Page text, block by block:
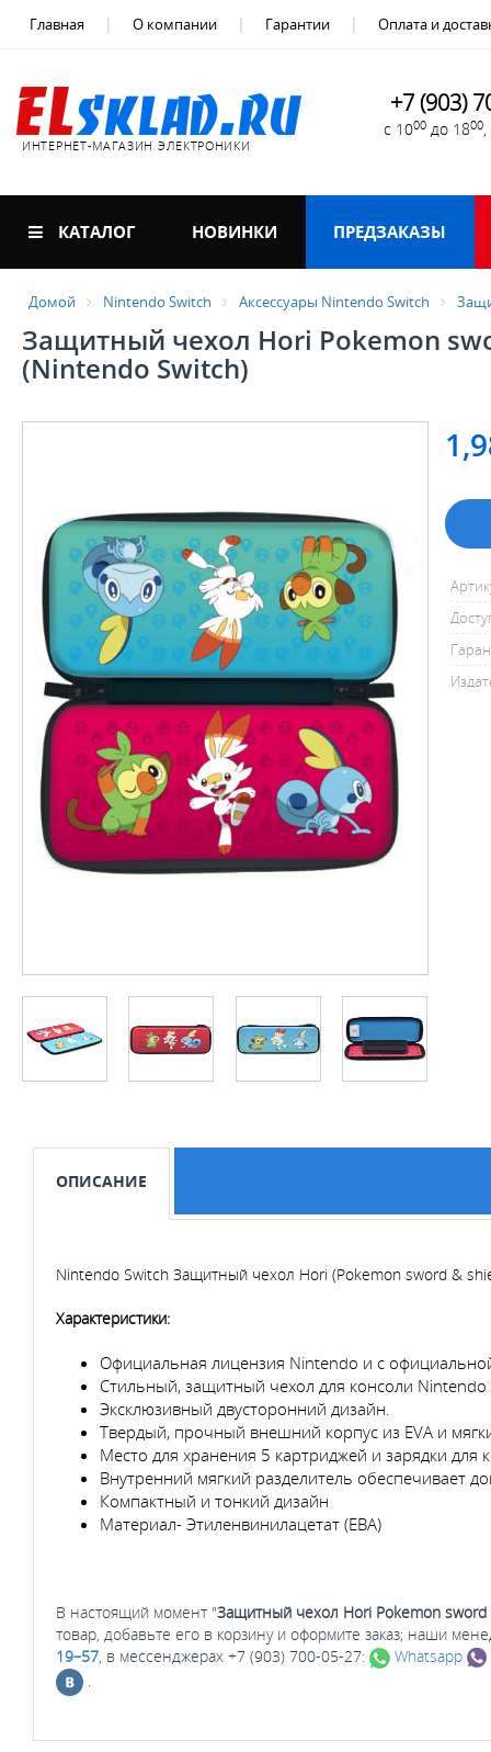
Главная О компании Гарантии Оплата и
ИНТЕРНЕТ-МАГАЗИН ЭЛЕКТРОНИКИ
+7 (903)
с 1000 до 1800
КАТАЛОГ НОВИНКИ ПРЕДЗАКАЗЫ
Домой Nintendo Switch Аксессуары Nintendo Switch
Защитный чехол Hori Pokemon
(Nintendo Switch)
ОПИСАНИЕ
Nintendo Switch Защитный чехол Hori (Pokemon sword &
Характеристики:
Официальная лицензия Nintendo и с
Стильный, защитный чехол для консоли Nintendo
Эксклюзивный двусторонний дизайн.
Твердый, прочный внешний корпус из EVA и
Место для хранения 5 картриджей и зарядки для
Внутренний мягкий разделитель обеспечивает
Компактный и тонкий дизайн
Материал- Этиленвинилацетат (ЕВА)
В настоящий момент "Защитный чехол Hori Pokemon
товар, добавьте его в корзину и оформите заказ; наши
19–57, в мессенджерах +7 (903) 700-05-27: Whatsapp
.